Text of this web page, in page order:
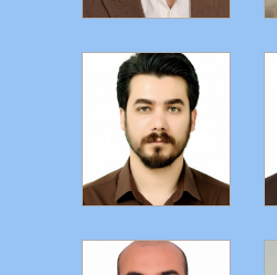
التفاصيل
التفاصيل